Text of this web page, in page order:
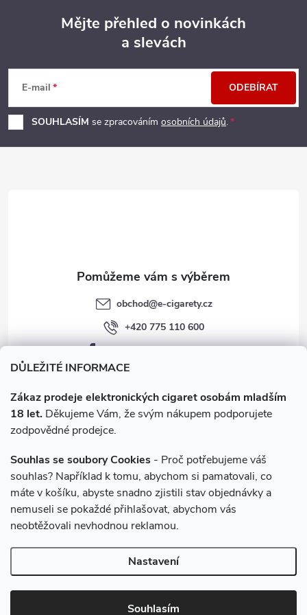
DŮLEŽITÉ INFORMACE
Zákaz prodeje elektronických cigaret osobám mladším
18 let. Děkujeme Vám, že svým nákupem podporujete
zodpovědné prodejce.
Souhlas se soubory Cookies - Proč potřebujeme váš
souhlas? Například k tomu, abychom si pamatovali, co
máte v košíku, abyste snadno zjistili stav objednávky a
nemuseli se pokaždé přihlašovat, abychom vás
neobtěžovali nevhodnou reklamou.
Nastavení
Souhlasím
p
a
Mějte přehled o novinkách
a slevách
E-mail
SOUHLASÍM se zpracováním osobních údajů.
ODEBÍRAT
obchod@e-cigarety.cz
+420 775 110 600
Instagram
Vytvořil Shoptet
e-cigarety.cz. Všechna práva vyhrazena.
nastavení cookies